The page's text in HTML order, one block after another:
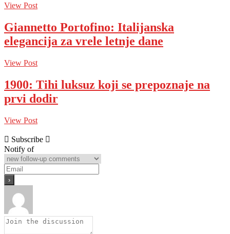
View Post
Giannetto Portofino: Italijanska
elegancija za vrele letnje dane
View Post
1900: Tihi luksuz koji se prepoznaje na
prvi dodir
View Post
Subscribe
Notify of